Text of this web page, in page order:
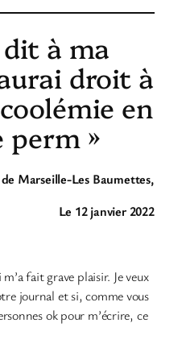
dit à ma
droit à
en
»
Marseille-Les Baumettes,
Le 12 janvier 2022
fait grave plaisir. Je veux
journal et si, comme vous
ok pour m’écrire, ce